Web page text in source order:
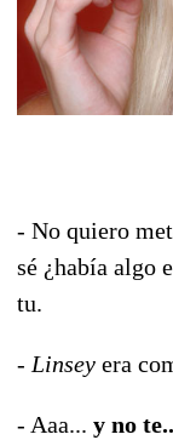
- No quiero
sé ¿había algo
tu.
- Linsey era
- Aaa... y no